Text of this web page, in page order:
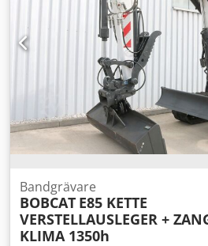
lämnas utan garanti och ansvar,
och försäljning.
Bandgrävare
BOBCAT E85 KETTE
VERSTELLAUSLEGER +
KLIMA 1350h